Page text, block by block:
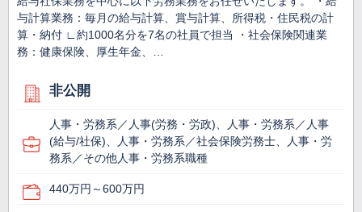
与計算業務：毎月の給与計算、賞与計算、所得税・住民税の計
算・納付 ∟約1000名分を7名の社員で担当 ・社会保険関連業
務：健康保険、厚生年金、…
非公開
人事・労務系／人事(労務・労政)、人事・労務系／人事
(給与/社保)、人事・労務系／社会保険労務士、人事・労
務系／その他人事・労務系職種
440万円～600万円